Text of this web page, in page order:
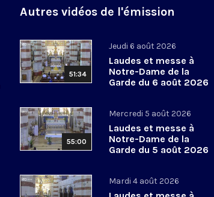
Autres vidéos de l'émission
51:34
Jeudi 6 août 2026
Laudes et messe à
Notre-Dame de la
Garde du 6 août 2026
55:00
Mercredi 5 août 2026
Laudes et messe à
Notre-Dame de la
Garde du 5 août 2026
Mardi 4 août 2026